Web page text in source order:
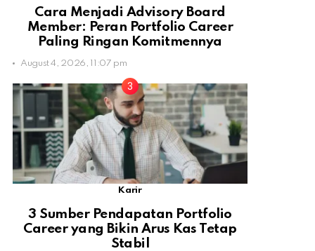
Cara Menjadi Advisory Board
Member: Peran Portfolio Career
Paling Ringan Komitmennya
August 4, 2026, 11:07 pm
Karir
3 Sumber Pendapatan Portfolio
Career yang Bikin Arus Kas Tetap
Stabil